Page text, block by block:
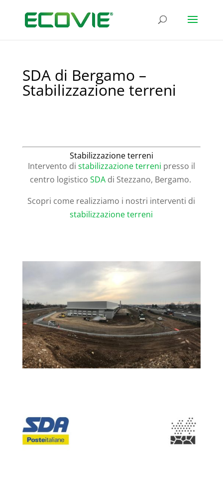
SDA di Bergamo –
Stabilizzazione terreni
Stabilizzazione terreni
Intervento di stabilizzazione terreni presso il
centro logistico SDAdi Stezzano, Bergamo.
Scopri come realizziamo i nostri interventi di
stabilizzazione terreni